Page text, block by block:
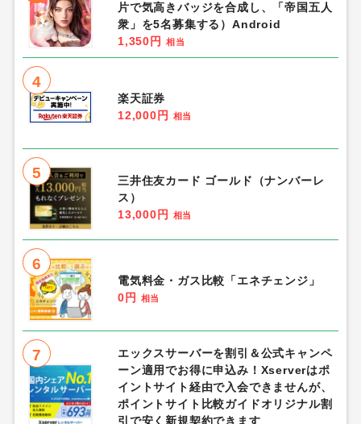
片で気高きバッジを合成し、「帝国五人
衆」を5名募集する）Android
1,350円
相当
4
楽天証券
12,000円
相当
5
三井住友カード ゴールド（ナンバーレ
ス）
13,000円
相当
6
電気料金・ガス比較「エネチェンジ」
0円
相当
7
エックスサーバーを割引＆公式キャンペ
ーン適用でお得に申込み！Xserverはポ
イントサイト経由で入会できませんが、
ポイントサイト比較ガイドオリジナル割
引で安く新規契約できます